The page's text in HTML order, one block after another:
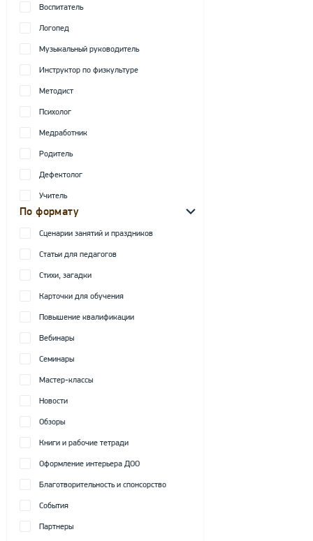
Воспитатель
Логопед
Музыкальный руководитель
Инструктор по физкультуре
Методист
Психолог
Медработник
Родитель
Дефектолог
Учитель
По формату
Сценарии занятий и праздников
Статьи для педагогов
Стихи, загадки
Карточки для обучения
Повышение квалификации
Вебинары
Семинары
Мастер-классы
Новости
Обзоры
Книги и рабочие тетради
Оформление интерьера ДОО
Благотворительность и спонсорство
События
Партнеры